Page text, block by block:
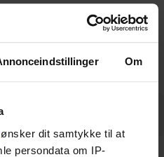
Om
ønsker dit samtykke til at
persondata om IP-